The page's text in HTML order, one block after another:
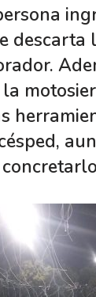
descarta